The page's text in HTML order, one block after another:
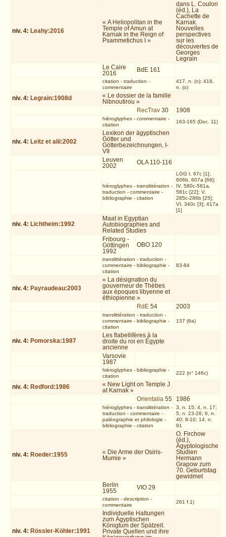
niv. 4: Leahy:2016
« A Heliopolitan in the
Temple of Amun at
Karnak in the Reign of
Psammetichus I »
dans L. Coulon
(éd.), La
Cachette de
Karnak.
Nouvelles
perspectives
sur les
découvertes de
Georges
Legrain
Le Caire
2016
BdE 161
citation - traduction -
commentaire
417, n. (n); 418,
n. (o)
niv. 4: Legrain:1908d
« Le dossier de la famille
Nibnoutirou »
RecTrav 30 1908
hiéroglyphes- commentaire -
citation
163-165 (Doc. 11)
niv. 4: Leitz et alii:2002
Lexikon der ägyptischen
Götter und
Götterbezeichnungen, I-
VII
Leuven
2002
OLA 110-116
hiéroglyphes- translittération -
traduction - commentaire -
bibliographie - citation
LGG I, 67c [1];
606b, 607a [66];
IV, 580c-581a,
581c [22]; V,
285c-286b [25];
VI, 340c [3]; 417a
[1]
niv. 4: Lichtheim:1992
Maat in Egyptian
Autobiographies and
Related Studies
Fribourg -
Göttingen
1992
OBO 120
translittération - traduction -
commentaire - bibliographie -
citation
83-84
niv. 4: Payraudeau:2003
« La désignation du
gouverneur de Thèbes
aux époques libyenne et
éthiopienne »
RdE 54 2003
translittération - traduction -
commentaire - bibliographie -
citation
137 (6a)
niv. 4: Pomorska:1987
Les flabellifères à la
droite du roi en Égypte
ancienne
Varsovie
1987
hiéroglyphes- bibliographie -
citation
222 (n° 146c)
niv. 4: Redford:1986
« New Light on Temple J
at Karnak »
Orientalia 55 1986
hiéroglyphes- translittération -
traduction - commentaire -
paléographie et philologie -
bibliographie - citation
3, n. 15; 4, n. 17;
5, n. 23-26; 6, n.
40; 8-10; 14, n.
91
niv. 4: Roeder:1955
« Die Arme der Osiris-
Mumie »
O. Firchow
(éd.),
Ägyptologische
Studien
Hermann
Grapow zum
70. Geburtstag
gewidmet
Berlin
1955
VIO 29
citation - description -
commentaire
261 f.1)
niv. 4: Rössler-Köhler:1991
Individuelle Haltungen
zum Ägyptischen
Königtum der Spätzeit.
Private Quellen und ihre